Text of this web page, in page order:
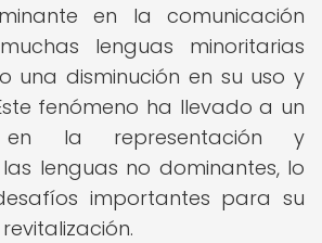
en la comunicación
lenguas minoritarias
una disminución en su uso y
fenómeno ha llevado a un
en la representación y
lenguas no dominantes, lo
importantes para su